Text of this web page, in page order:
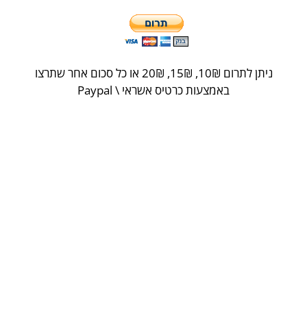
ניתן לתרום 10 ₪
, 15
₪
, 20
₪
או כל סכום אחר שתרצו
באמצעות כרטיס אשראי \ Paypal